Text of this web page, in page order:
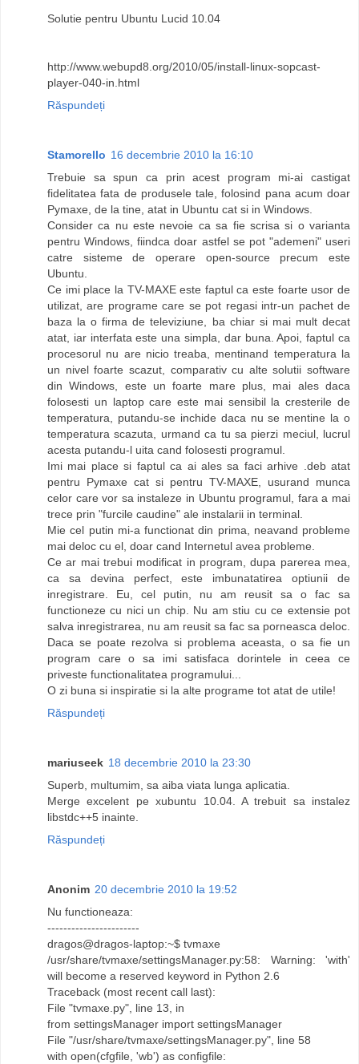
Solutie pentru Ubuntu Lucid 10.04
http://www.webupd8.org/2010/05/install-linux-sopcast-
player-040-in.html
Răspundeți
Stamorello 16 decembrie 2010 la 16:10
Trebuie sa spun ca prin acest program mi-ai castigat
fidelitatea fata de produsele tale, folosind pana acum doar
Pymaxe, de la tine, atat in Ubuntu cat si in Windows.
Consider ca nu este nevoie ca sa fie scrisa si o varianta
pentru Windows, fiindca doar astfel se pot "ademeni" useri
catre sisteme de operare open-source precum este
Ubuntu.
Ce imi place la TV-MAXE este faptul ca este foarte usor de
utilizat, are programe care se pot regasi intr-un pachet de
baza la o firma de televiziune, ba chiar si mai mult decat
atat, iar interfata este una simpla, dar buna. Apoi, faptul ca
procesorul nu are nicio treaba, mentinand temperatura la
un nivel foarte scazut, comparativ cu alte solutii software
din Windows, este un foarte mare plus, mai ales daca
folosesti un laptop care este mai sensibil la cresterile de
temperatura, putandu-se inchide daca nu se mentine la o
temperatura scazuta, urmand ca tu sa pierzi meciul, lucrul
acesta putandu-l uita cand folosesti programul.
Imi mai place si faptul ca ai ales sa faci arhive .deb atat
pentru Pymaxe cat si pentru TV-MAXE, usurand munca
celor care vor sa instaleze in Ubuntu programul, fara a mai
trece prin "furcile caudine" ale instalarii in terminal.
Mie cel putin mi-a functionat din prima, neavand probleme
mai deloc cu el, doar cand Internetul avea probleme.
Ce ar mai trebui modificat in program, dupa parerea mea,
ca sa devina perfect, este imbunatatirea optiunii de
inregistrare. Eu, cel putin, nu am reusit sa o fac sa
functioneze cu nici un chip. Nu am stiu cu ce extensie pot
salva inregistrarea, nu am reusit sa fac sa porneasca deloc.
Daca se poate rezolva si problema aceasta, o sa fie un
program care o sa imi satisfaca dorintele in ceea ce
priveste functionalitatea programului...
O zi buna si inspiratie si la alte programe tot atat de utile!
Răspundeți
mariuseek 18 decembrie 2010 la 23:30
Superb, multumim, sa aiba viata lunga aplicatia.
Merge excelent pe xubuntu 10.04. A trebuit sa instalez
libstdc++5 inainte.
Răspundeți
Anonim 20 decembrie 2010 la 19:52
Nu functioneaza:
-----------------------
dragos@dragos-laptop:~$ tvmaxe
/usr/share/tvmaxe/settingsManager.py:58: Warning: 'with'
will become a reserved keyword in Python 2.6
Traceback (most recent call last):
File "tvmaxe.py", line 13, in
from settingsManager import settingsManager
File "/usr/share/tvmaxe/settingsManager.py", line 58
with open(cfgfile, 'wb') as configfile: